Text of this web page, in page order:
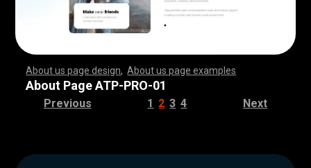
About us page design ,About us page examples
,,,,,,,,,,,,,,,,,,,,,,,, ,,,,,,,,,,,,,,,,,,,,,,,,,,,
,,,,,,,,,,,,,,,,,,,,,,,, ,,,,,,,,,,,,,,,,,,,,,,,,,,,
,,,,,,,,,,,,,,,,,,,,,,,, ,,,,,,,,,,,,,,,,,,,,,,,,,,,
,,,,,,,,,,,,,,,,,,,,,,,, ,,,,,,,,,,,,,,,,,,,,,,,,,,,
,,,,,,,,,,,,,,,,,,,,,,,, ,,,,,,,,,,,,,,,,,,,,,,,,,,,
,,,,,,,,,,,,,,,,,,,,,,,, ,,,,,,,,,,,,,,,,,,,,,,,,,,,
,,,,,,,,,,,,,,,,,,,,,,,, ,,,,,,,,,,,,,,,,,,,,,,,,,,,
,,,,,,,,,,,,,,,,,,,,,,,, ,,,,,,,,,,,,
About Page ATP-PRO-01
Previous 1 2 3 4 Next